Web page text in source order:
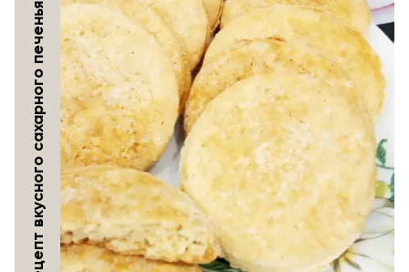
Простой рецепт вкусного сахарного печенья